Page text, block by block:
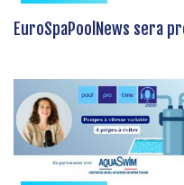
EuroSpaPoolNews sera